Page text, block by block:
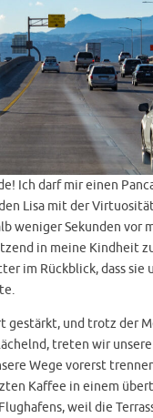
Ich darf mir einen
Lisa mit der
weniger Sekunden vor
in meine Kindheit
im Rückblick, dass sie
gestärkt, und trotz der
treten wir unsere
Wege vorerst
Kaffee in einem
weil die